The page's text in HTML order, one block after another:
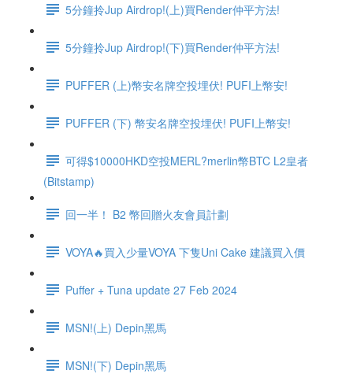
5分鐘拎Jup Airdrop!(上)買Render仲平方法!
5分鐘拎Jup Airdrop!(下)買Render仲平方法!
PUFFER (上)幣安名牌空投埋伏! PUFI上幣安!
PUFFER (下) 幣安名牌空投埋伏! PUFI上幣安!
可得$10000HKD空投MERL?merlin幣BTC L2皇者
(Bitstamp)
回一半！ B2 幣回贈火友會員計劃
VOYA🔥買入少量VOYA 下隻Uni Cake 建議買入價
Puffer + Tuna update 27 Feb 2024
MSN!(上) Depin黑馬
MSN!(下) Depin黑馬